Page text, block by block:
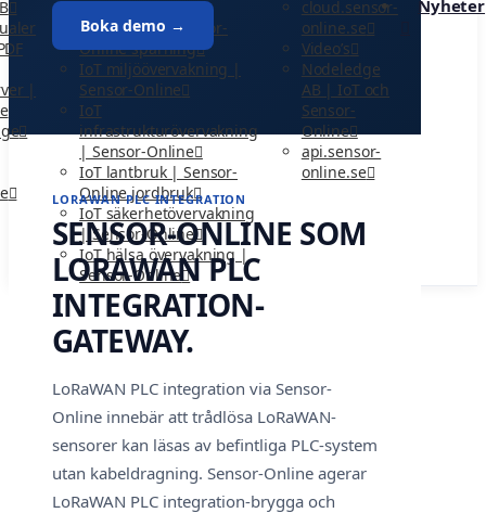
|
Sensor-Online
IoT logistik | Sensor-
Online spårning
IoT miljöövervakning |
Sensor-Online
IoT
infrastrukturövervakning
| Sensor-Online
IoT lantbruk | Sensor-
Online jordbruk
IoT säkerhetövervakning
| Sensor-Online
IoT hälsa övervakning |
Sensor-Online
cloud.sensor-
online.se
Video’s
Nodeledge
AB | IoT och
Sensor-
Online
api.sensor-
online.se
Nyheter
Boka demo →
LORAWAN PLC INTEGRATION
SENSOR-ONLINE SOM
LORAWAN PLC
INTEGRATION-
GATEWAY.
LoRaWAN PLC integration via Sensor-
Online innebär att trådlösa LoRaWAN-
sensorer kan läsas av befintliga PLC-system
utan kabeldragning. Sensor-Online agerar
LoRaWAN PLC integration-brygga och